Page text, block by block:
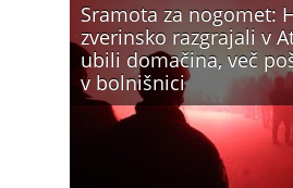
Sramota za nogomet:
zverinsko razgrajali v
ubili domačina, več
v bolnišnici